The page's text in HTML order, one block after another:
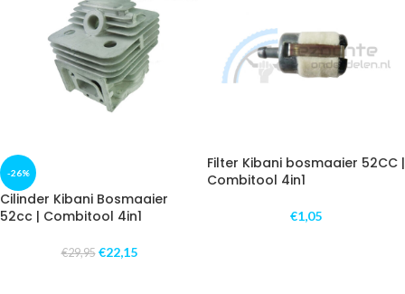
-26%
Cilinder Kibani Bosmaaier
52cc | Combitool 4in1
€29,95 €22,15
Filter Kibani bosmaaier 52CC |
Combitool 4in1
€1,05